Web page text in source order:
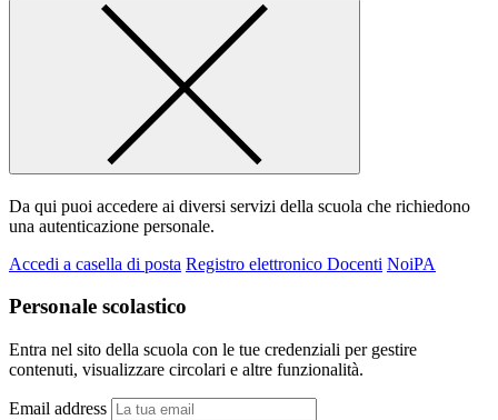
Da qui puoi accedere ai diversi servizi della scuola che richiedono
una autenticazione personale.
Accedi a casella di posta Registro elettronico Docenti NoiPA
Personale scolastico
Entra nel sito della scuola con le tue credenziali per gestire
contenuti, visualizzare circolari e altre funzionalità.
Email address